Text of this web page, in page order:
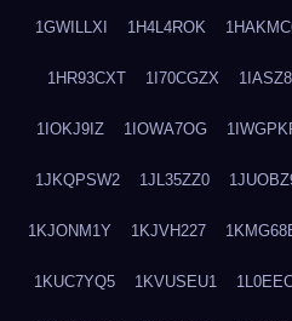
1GWILLXI 1H4L4ROK
1HR93CXT 1I70CGZX
1IOKJ9IZ 1IOWA7OG
1JKQPSW2 1JL35ZZ0
1KJONM1Y 1KJVH227
1KUC7YQ5 1KVUSEU1